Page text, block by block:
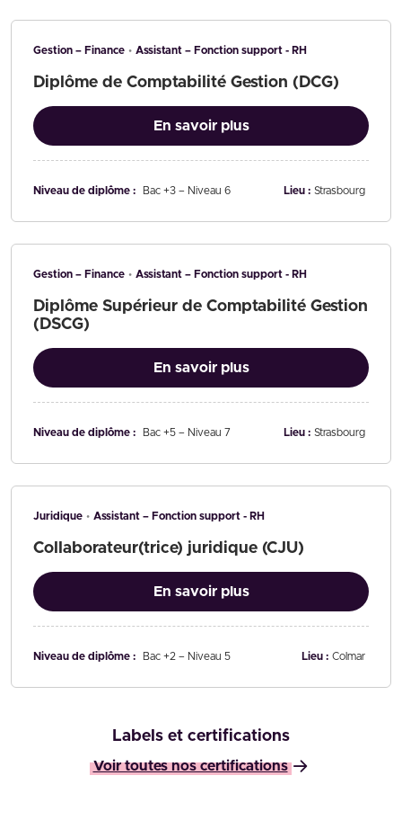
Gestion – Finance Assistant – Fonction support - RH
Diplôme de Comptabilité Gestion (DCG)
En savoir plus
Niveau de diplôme : Bac +3 – Niveau 6 Lieu : Strasbourg
Gestion – Finance Assistant – Fonction support - RH
Diplôme Supérieur de Comptabilité Gestion
(DSCG)
En savoir plus
Niveau de diplôme : Bac +5 – Niveau 7 Lieu : Strasbourg
Juridique Assistant – Fonction support - RH
Collaborateur(trice) juridique (CJU)
En savoir plus
Niveau de diplôme : Bac +2 – Niveau 5 Lieu : Colmar
Labels et certifications
Voir toutes nos certifications